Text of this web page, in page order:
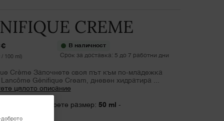
CREME
€
100 ml)
В наличност
Срок за доставка: 5 до 7 работни дни
Crème Започнете своя път към по-младежка
Génifique Cream, дневен хидратира ...
цялото описание
едно изберете размер: 50 ml -
(230,00 € / 100 ml)